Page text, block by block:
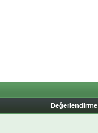
Değerlendirme